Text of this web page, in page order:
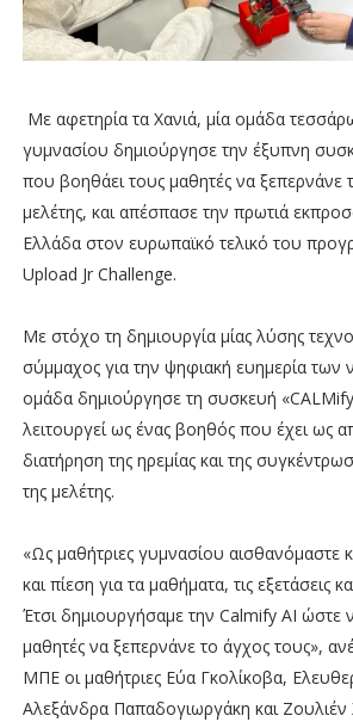
Με αφετηρία τα Χανιά, μία ομάδα
γυμνασίου δημιούργησε την έξυπνη
που βοηθάει τους μαθητές να ξεπερνάνε
μελέτης, και απέσπασε την πρωτιά
Ελλάδα στον ευρωπαϊκό τελικό του
Upload Jr Challenge.
Με στόχο τη δημιουργία μίας λύσης
σύμμαχος για την ψηφιακή ευημερία
ομάδα δημιούργησε τη συσκευή
λειτουργεί ως ένας βοηθός που έχει ως
διατήρηση της ηρεμίας και της
της μελέτης.
«Ως μαθήτριες γυμνασίου αισθανόμαστε
και πίεση για τα μαθήματα, τις εξετάσεις
Έτσι δημιουργήσαμε την Calmify AI ώστε
μαθητές να ξεπερνάνε το άγχος τους»,
ΜΠΕ οι μαθήτριες Εύα Γκολίκοβα,
Αλεξάνδρα Παπαδογιωργάκη και Ζουλιέν